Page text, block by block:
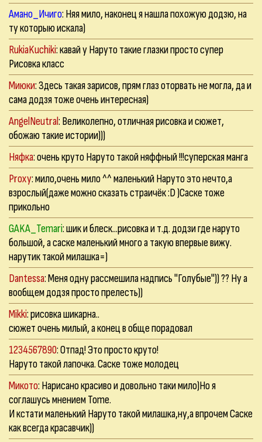
Амано_Ичиго: Няя мило, наконец я нашла похожую додзю, на
ту которыю искала)
RukiaKuchiki: кавай у Наруто такие глазки просто супер
Рисовка класс
Миюки: Здесь такая зарисов, прям глаз оторвать не могла, да и
сама додзя тоже очень интересная)
AngelNeutral: Великолепно, отличная рисовка и сюжет,
обожаю такие истории)))
Няфка: очень круто Наруто такой няффный !!!суперская манга
Proxy: мило,очень мило ^^ маленький Наруто это нечто,а
взрослый(даже можно сказать страичёк :D )Саске тоже
прикольно
GAKA_Temari: шик и блеск...рисовка и т.д. додзи где наруто
большой, а саске маленький много а такую впервые вижу.
нарутик такой милашка=)
Dantessa: Меня одну рассмешила надпись "Голубые")) ?? Ну а
вообщем додзя просто прелесть))
Mikki: рисовка шикарна..
сюжет очень милый, а конец в обще порадовал
1234567890: Отпад! Это просто круто!
Наруто такой лапочка. Саске тоже молодец
Микото: Нарисано красиво и довольно таки мило)Но я
соглашусь мнением Tome.
И кстати маленький Наруто такой милашка,ну,а впрочем Саске
как всегда красавчик))